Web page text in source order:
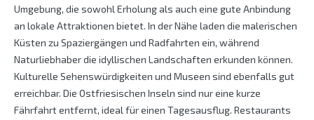
Umgebung, die sowohl Erholung als auch eine gute Anbindung
an lokale Attraktionen bietet. In der Nähe laden die malerischen
Küsten zu Spaziergängen und Radfahrten ein, während
Naturliebhaber die idyllischen Landschaften erkunden können.
Kulturelle Sehenswürdigkeiten und Museen sind ebenfalls gut
erreichbar. Die Ostfriesischen Inseln sind nur eine kurze
Fährfahrt entfernt, ideal für einen Tagesausflug. Restaurants